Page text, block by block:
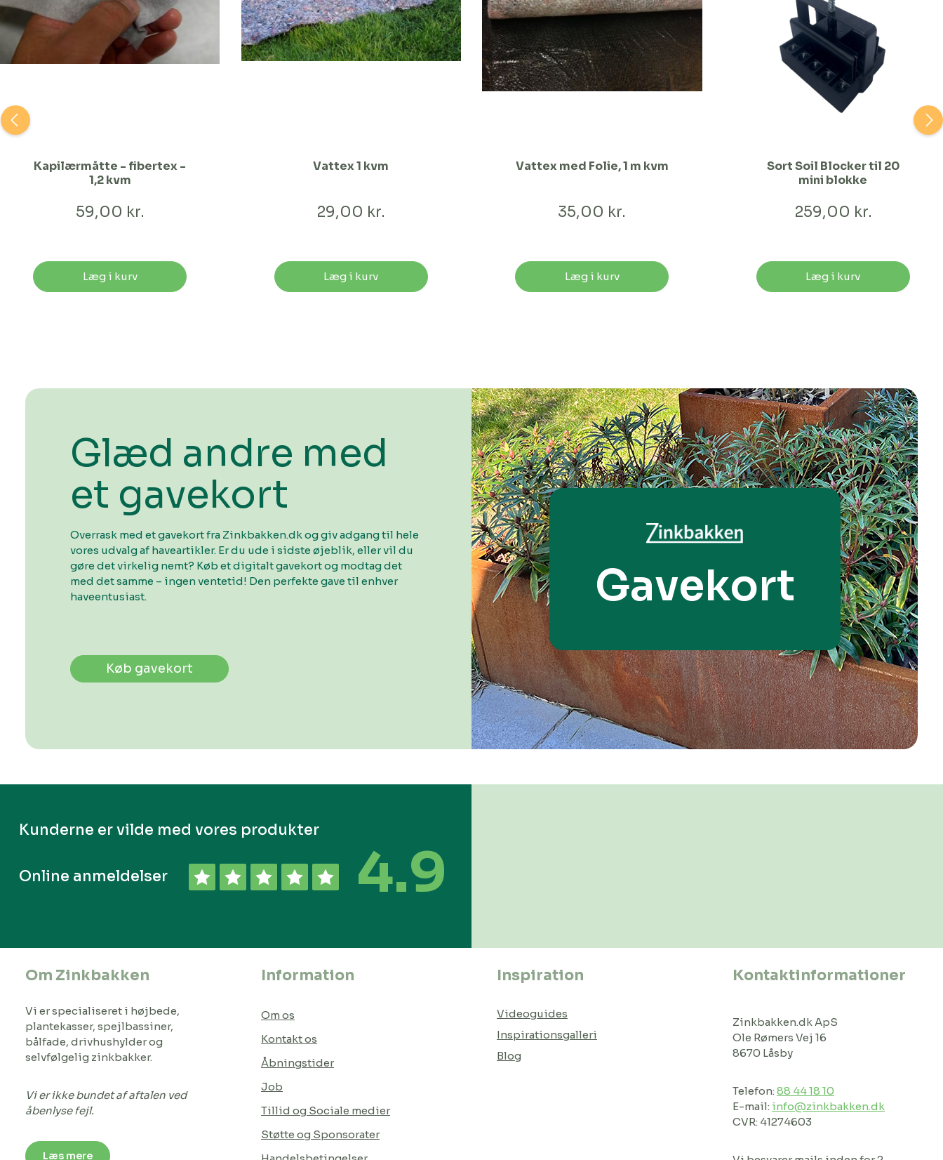
Kapilærmåtte - fibertex -
1,2 kvm
59,00 kr.
Læg i kurv
Vattex 1 kvm
29,00 kr.
Læg i kurv
Vattex med Folie, 1 m kvm
35,00 kr.
Læg i kurv
Sort Soil Blocker til 20
mini blokke
259,00 kr.
Læg i kurv
Glæd andre med
et gavekort
Overrask med et gavekort fra Zinkbakken.dk og giv adgang til hele
vores udvalg af haveartikler. Er du ude i sidste øjeblik, eller vil du
gøre det virkelig nemt? Køb et digitalt gavekort og modtag det
med det samme – ingen ventetid! Den perfekte gave til enhver
haveentusiast.
Køb gavekort
Gavekort
Kunderne er vilde med vores produkter
Online anmeldelser 4.9
Om Zinkbakken
Vi er specialiseret i højbede,
plantekasser, spejlbassiner,
bålfade, drivhushylder og
selvfølgelig zinkbakker.
Vi er ikke bundet af aftalen ved
åbenlyse fejl.
Læs mere
Information
Om os
Kontakt os
Åbningstider
Job
Tillid og Sociale medier
Støtte og Sponsorater
Inspiration
Videoguides
Inspirationsgalleri
Blog
Kontaktinformationer
Zinkbakken.dk ApS
Ole Rømers Vej 16
8670 Låsby
Telefon: 88 44 18 10
E-mail: info@zinkbakken.dk
CVR: 41274603